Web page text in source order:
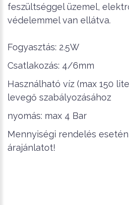
feszültséggel üzemel,
védelemmel van ellátva.
Fogyasztás: 2.5W
Csatlakozás: 4/6mm
Használható víz (max 150
levegő szabályozásához
nyomás: max 4 Bar
Mennyiségi rendelés
árajánlatot!